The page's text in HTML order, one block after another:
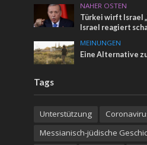
NAHER OSTEN
Türkei wirft Israel
Israel reagiert
MEINUNGEN
Eine Alternative
Tags
Unterstützung
Messianisch-jüdische